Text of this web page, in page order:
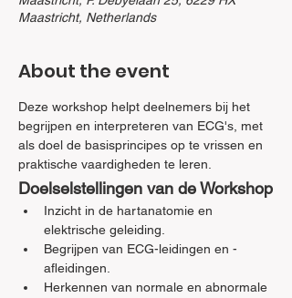
Maastricht, Netherlands
About the event
Deze workshop helpt deelnemers bij het
begrijpen en interpreteren van ECG's, met
als doel de basisprincipes op te vrissen en
praktische vaardigheden te leren.
Doelselstellingen van de Workshop
Inzicht in de hartanatomie en
elektrische geleiding.
Begrijpen van ECG-leidingen en -
afleidingen.
Herkennen van normale en abnormale